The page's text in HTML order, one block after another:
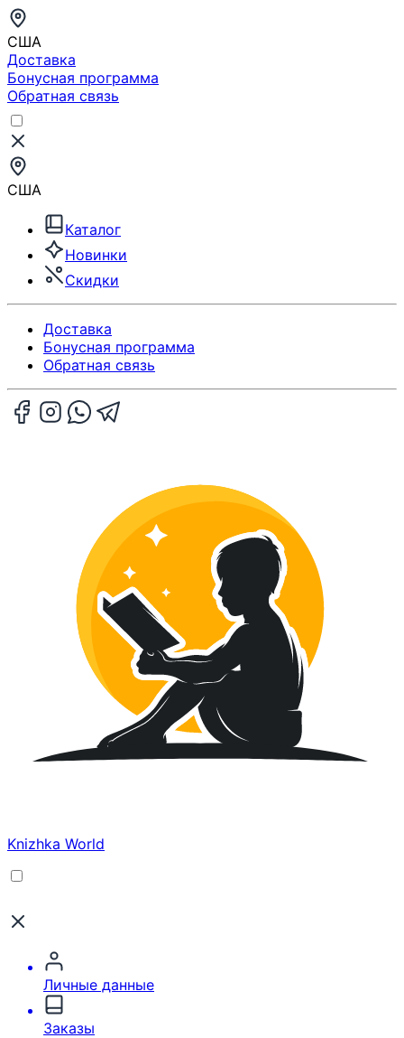
США
Доставка
Бонусная программа
Обратная связь
США
Каталог
Новинки
Скидки
Доставка
Бонусная программа
Обратная связь
Knizhka World
Личные данные
Заказы